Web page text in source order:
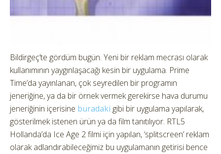
Bildirgeç’te gördüm bugün. Yeni bir reklam mecrası olarak
kullanımının yaygınlaşacağı kesin bir uygulama. Prime
Time’da yayınlanan, çok seyredilen bir programın
jeneriğine, ya da bir örnek vermek gerekirse hava durumu
jeneriğinin içerisine buradaki gibi bir uygulama yapılarak,
gösterilmek istenen ürün ya da film tanıtılıyor. RTL5
Hollanda’da Ice Age 2 filmi için yapılan, ‘splitscreen’ reklam
olarak adlandırabileceğimiz bu uygulamanın getirisi bence